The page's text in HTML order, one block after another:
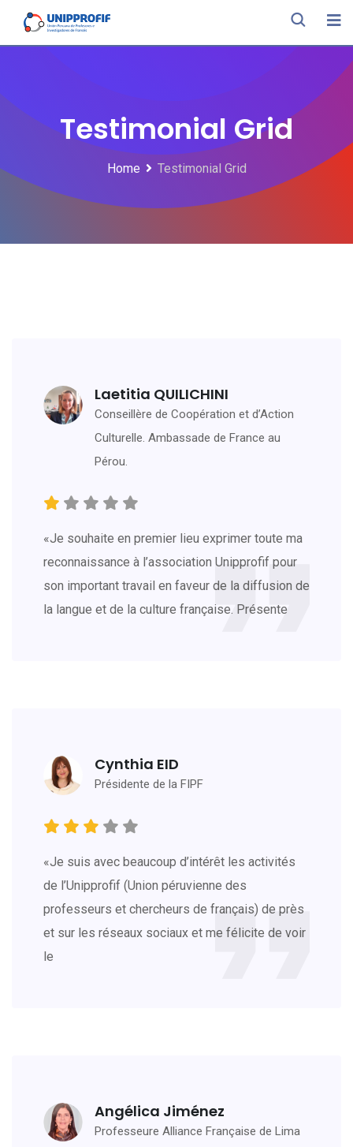
Testimonial Grid
Home Testimonial Grid
Laetitia QUILICHINI
Conseillère de Coopération et d’Action
Culturelle. Ambassade de France au
Pérou.
«Je souhaite en premier lieu exprimer toute ma
reconnaissance à l’association Unipprofif pour
son important travail en faveur de la diffusion de
la langue et de la culture française. Présente
Cynthia EID
Présidente de la FIPF
«Je suis avec beaucoup d’intérêt les activités
de l’Unipprofif (Union péruvienne des
professeurs et chercheurs de français) de près
et sur les réseaux sociaux et me félicite de voir
le
Angélica Jiménez
Professeure Alliance Française de Lima